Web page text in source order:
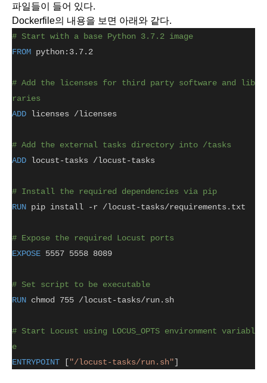
파일들이 들어 있다.
Dockerfile의 내용을 보면 아래와 같다.
# Start with a base Python 3.7.2 image
FROM python:3.7.2
# Add the licenses for third party software and lib
raries
ADD licenses /licenses
# Add the external tasks directory into /tasks
ADD locust-tasks /locust-tasks
# Install the required dependencies via pip
RUN pip install -r /locust-tasks/requirements.txt
# Expose the required Locust ports
EXPOSE 5557 5558 8089
# Set script to be executable
RUN chmod 755 /locust-tasks/run.sh
# Start Locust using LOCUS_OPTS environment variabl
e
ENTRYPOINT ["/locust-tasks/run.sh"]